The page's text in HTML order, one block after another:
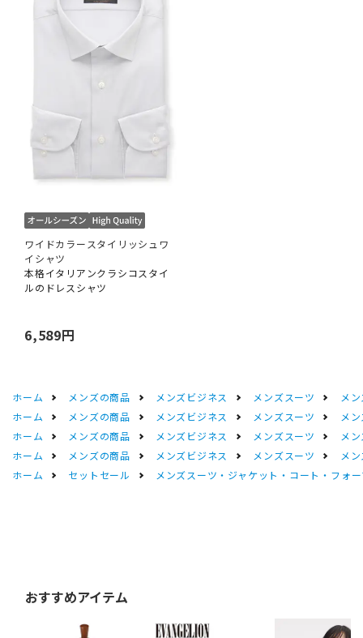
ワイドカラースタイリッシュワ
イシャツ
本格イタリアンクラシコスタイ
ルのドレスシャツ
6,589円
ホーム メンズの商品 メンズビジネス メンズスーツ
メ
ホーム
メンズの商品 メンズビジネス メンズスーツ
メ
ホーム
メンズの商品 メンズビジネス メンズスーツ
メ
ホーム
メンズの商品 メンズビジネス メンズスーツ
メ
ホーム
セットセール メンズスーツ・ジャケット・コート・フォ